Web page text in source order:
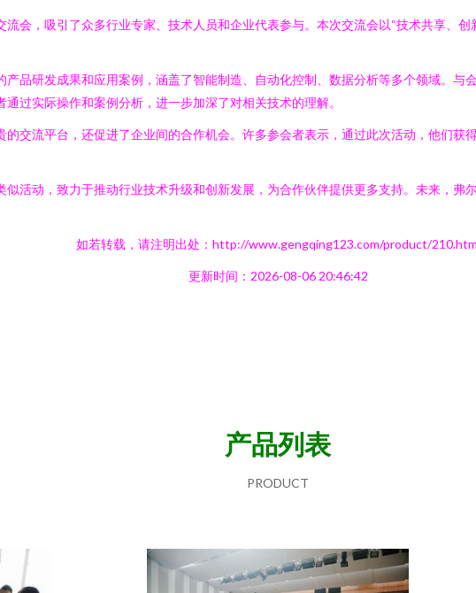
会，吸引了众多行业专家、技术人员和企业代表参与。本次交流会以“技术共享、
品研发成果和应用案例，涵盖了智能制造、自动化控制、数据分析等多个领域。与
过实际操作和案例分析，进一步加深了对相关技术的理解。
交流平台，还促进了企业间的合作机会。许多参会者表示，通过此次活动，他们获
活动，致力于推动行业技术升级和创新发展，为合作伙伴提供更多支持。未来，
如若转载，请注明出处：http://www.gengqing123.com/product/
更新时间：2026-08-06 20:46:42
产品列表
PRODUCT